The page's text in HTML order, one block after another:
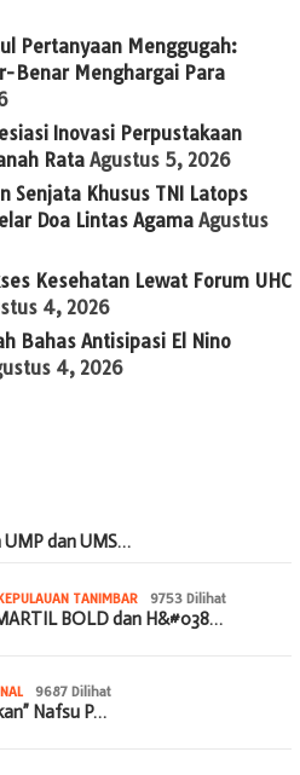
Pertanyaan Menggugah:
Benar Menghargai Para
Inovasi Perpustakaan
Rata Agustus 5, 2026
Senjata Khusus TNI Latops
Doa Lintas Agama Agustus
Kesehatan Lewat Forum UHC
4, 2026
Bahas Antisipasi El Nino
4, 2026
UMP dan UMS…
TANIMBAR 9753 Dilihat
BOLD dan H&#038…
9687 Dilihat
Nafsu P…